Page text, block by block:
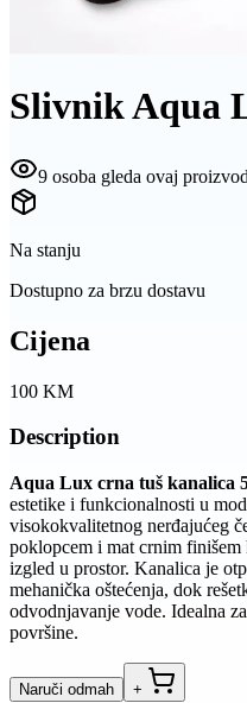
Slivnik Aqua
9 osoba gleda ovaj proizvod
Na stanju
Dostupno za brzu dostavu
Cijena
100 KM
Description
Aqua Lux crna tuš kanalica
estetike i funkcionalnosti u
visokokvalitetnog nerđajućeg
poklopcem i mat crnim
izgled u prostor. Kanalica je
mehanička oštećenja, dok
odvodnjavanje vode. Idealna
površine.
Naruči odmah +